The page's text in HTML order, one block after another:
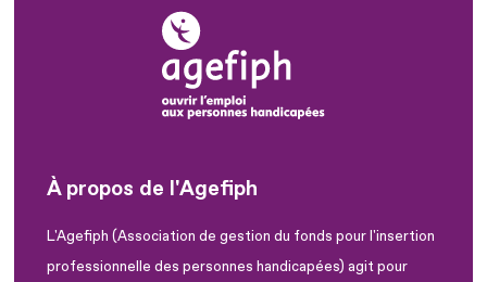
À propos de l'Agefiph
L'Agefiph (Association de gestion du fonds pour l'insertion
professionnelle des personnes handicapées) agit pour